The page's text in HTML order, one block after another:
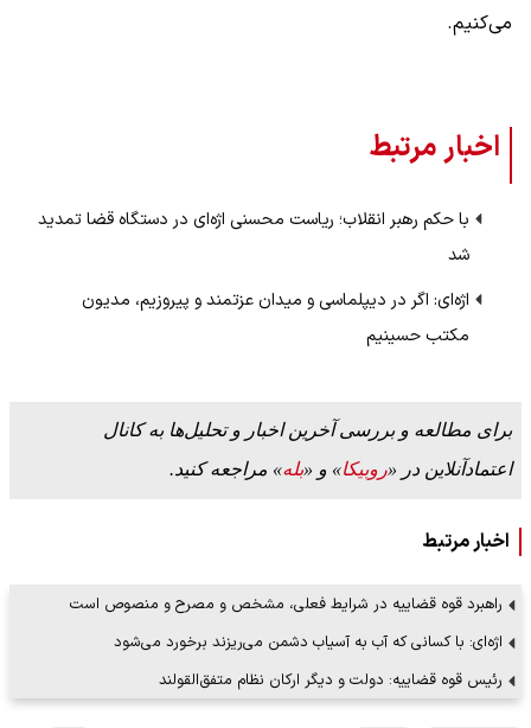
می‌کنیم.
اخبار مرتبط
با حکم رهبر انقلاب؛ ریاست محسنی اژه‌ای در دستگاه قضا تمدید
شد
اژه‌ای: اگر در دیپلماسی و میدان عزتمند و پیروزیم، مدیون
مکتب حسینیم
برای مطالعه و بررسی آخرین اخبار و تحلیل‌ها به کانال
اعتمادآنلاین در «روبیکا» و «بله» مراجعه کنید.
اخبار مرتبط
راهبرد قوه قضاییه در شرایط فعلی، مشخص و مصرح و منصوص است
اژه‌ای: با کسانی که آب به آسیاب دشمن می‌ریزند برخورد می‌شود
رئیس قوه قضاییه: دولت و دیگر ارکان نظام متفق‌القولند